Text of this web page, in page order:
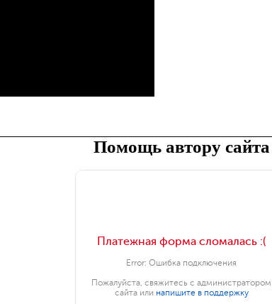
Помощь автору сайта